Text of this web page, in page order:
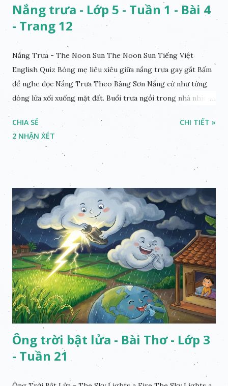
Nắng trưa - Lớp 5 - Tuần 1 - Bài 4
- Trang 12
Nắng Trưa - The Noon Sun The Noon Sun Tiếng Việt
English Quiz Bóng mẹ liêu xiêu giữa nắng trưa gay gắt Bấm
để nghe đọc Nắng Trưa Theo Băng Sơn Nắng cứ như từng
dòng lửa xối xuống mặt đất. Buổi trưa ngồi trong nhà nhìn
ra sân, thấy rất rõ n...
CHIA SẺ
2 NHẬN XÉT
CHI TIẾT »
Ông trời bật lửa - Bài Thơ - Lớp 3
- Tuần 21